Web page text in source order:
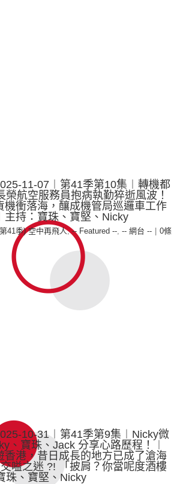
11-07︱第41季第10集︱轉機都
榮航空服務員抱病執勤猝逝風波！
機衝落海，釀成機管局巡邏車工作
主持：寶珠、寶堅、Nicky
41季) 空中再飛人,-- Featured --, -- 網台 --
0條
10-31︱第41季第9集︱Nicky微
、寶珠、Jack 分享心路歷程！︱
香港，昔日成長的地方已成了滄海
嗌之迷 ?! 「披肩？你當呢度酒樓
珠、寶堅、Nicky